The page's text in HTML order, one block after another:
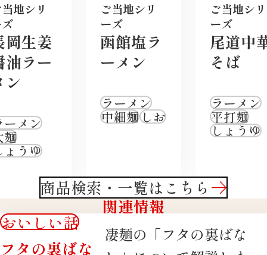
地シリ
岡生姜
油ラー
ン
ーメン
麺
ょうゆ
ご当地シリ
ーズ
函館塩ラ
ーメン
ラーメン
中細麺しお
ご当地シリ
ーズ
尾道中
そば
ラーメン
平打麺
しょうゆ
商品検索・一覧はこちら
関連情報
おいしい話
フタの裏ばな
凄麺の「フタの裏ばな